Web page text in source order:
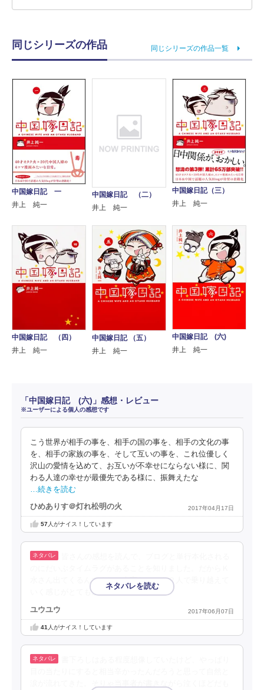
同じシリーズの作品 同じシリーズの作品一覧
中国嫁日記 一
井上 純一
中国嫁日記 （二）
井上 純一
中国嫁日記（三）
井上 純一
中国嫁日記 （四）
井上 純一
中国嫁日記 （五）
井上 純一
中国嫁日記 (六)
井上 純一
「中国嫁日記 (六)」感想・レビュー
※ユーザーによる個人の感想です
こう世界が相手の事を、相手の国の事を、相手の文化の事
を、相手の家族の事を、そして互いの事を、これ位優しく
沢山の愛情を込めて、お互いが不幸せにならない様に、関
わる人達の幸せが最優先である様に、振舞えたな
…続きを読む
ひめありす＠灯れ松明の火 2017年04月17日
57人がナイス！しています
水さん出てくるんですね。大変なことも２人で乗り越えて
いく感じがとても素敵だと思います。
ユウユウ 2017年06月07日
41 人がナイス！しています